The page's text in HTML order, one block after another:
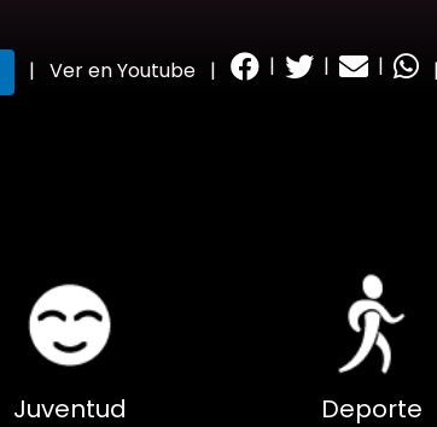
| Ver en Youtube | | | | |
Juventud Deporte